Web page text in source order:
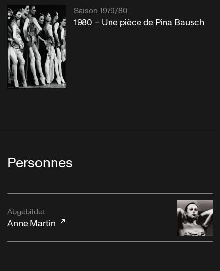
Saison 1979/80
1980 – Une pièce de Pina Bausch
Personnes
Abgebildet
Anne Martin